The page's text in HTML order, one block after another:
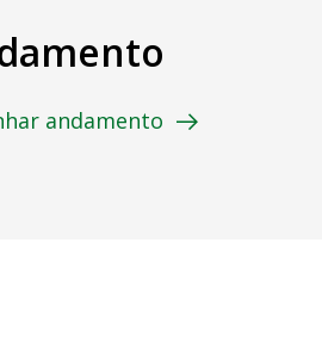
andamento